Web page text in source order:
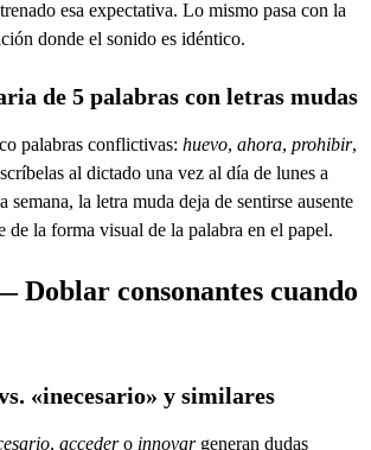
esa expectativa. Lo mismo pasa con la
donde el sonido es idéntico.
de 5 palabras con letras mudas
palabras conflictivas: huevo, ahora, prohibir,
al dictado una vez al día de lunes a
la letra muda deja de sentirse ausente
de la forma visual de la palabra en el papel.
Doblar consonantes cuando
«inecesario» y similares
, accedero innovargeneran dudas